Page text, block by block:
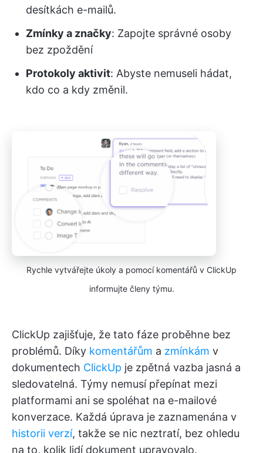
desítkách e-mailů.
Zmínky a značky: Zapojte správné osoby
bez zpoždění
Protokoly aktivit: Abyste nemuseli hádat,
kdo co a kdy změnil.
Rychle vytvářejte úkoly a pomocí komentářů v ClickUp
informujte členy týmu.
ClickUp zajišťuje, že tato fáze proběhne bez
problémů. Díky komentářům a zmínkám v
dokumentech ClickUp je zpětná vazba jasná a
sledovatelná. Týmy nemusí přepínat mezi
platformami ani se spoléhat na e-mailové
konverzace. Každá úprava je zaznamenána v
historii verzí, takže se nic neztratí, bez ohledu
na to, kolik lidí dokument upravovalo.